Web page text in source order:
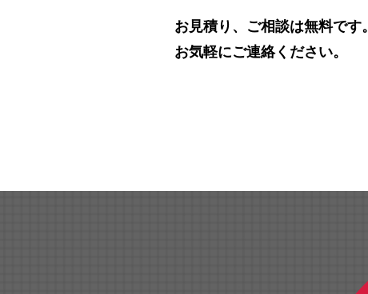
お見積り、ご相談は無料です。
お気軽にご連絡ください。